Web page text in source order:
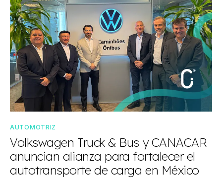
AUTOMOTRIZ
Volkswagen Truck & Bus y CANACAR
anuncian alianza para fortalecer el
autotransporte de carga en México